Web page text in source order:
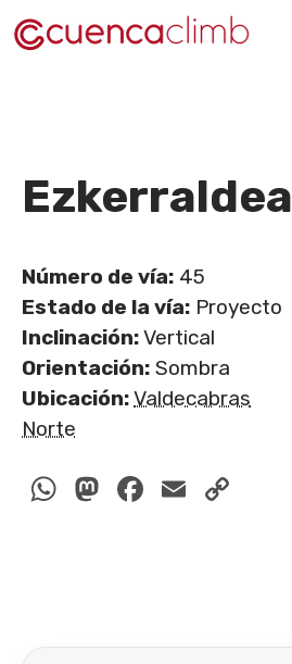
Saltar
al
Ezkerraldea
Número de vía: 45
Estado de la vía: Proyecto
Inclinación:Vertical
Orientación: Sombra
Ubicación:Valdecabras
Norte
WhatsApp
Mastodon
Facebook
Email